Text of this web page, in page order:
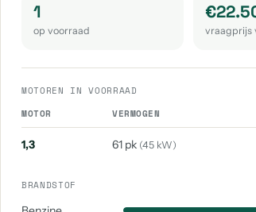
1
op voorraad vraagprijs
MOTOREN IN VOORRAAD
MOTOR
VERMOGEN
1,3 61 pk (45 kW)
BRANDSTOF